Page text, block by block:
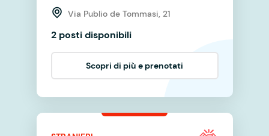
Via Publio de Tommasi, 21
2 posti disponibili
Scopri di più e prenotati